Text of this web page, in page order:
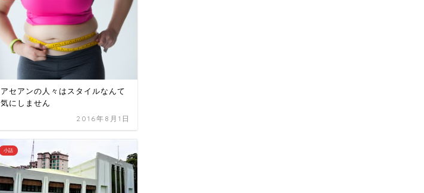
アセアンの人々はスタイルなんて
気にしません
2016年8月1日
小話